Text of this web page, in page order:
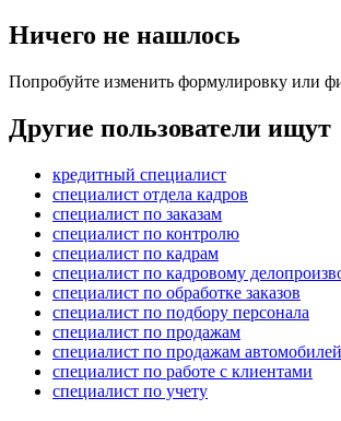
Ничего не нашлось
Попробуйте изменить формулировку или
Другие пользователи ищут
кредитный специалист
специалист отдела кадров
специалист по заказам
специалист по контролю
специалист по кадрам
специалист по кадровому
специалист по обработке заказов
специалист по подбору персонала
специалист по продажам
специалист по продажам автомобилей
специалист по работе с клиентами
специалист по учету